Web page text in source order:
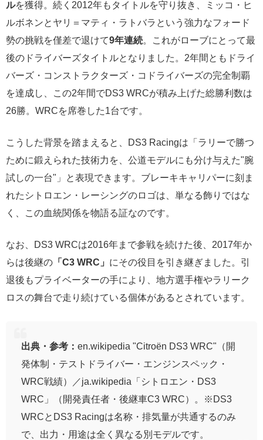
ルを獲得。続く2012年もタイトルを守り抜き、ミッコ・ヒ
ルボネンとヤリ＝マティ・ラトバラという強力なフォード
勢の挑戦を僅差で退けて9年連続。これがローブにとって最
後のドライバーズタイトルとなりました。2年間ともドライ
バーズ・コンストラクターズ・コドライバーズの完全制覇
を達成し、この2年間でDS3 WRCが積み上げた総勝利数は
26勝。WRCを席巻した1台です。
こうした背景を踏まえると、DS3 Racingは「ラリーで勝つ
ために鍛えられた技術力を、公道モデルにも分け与えた"腕
試しの一台"」と表現できます。ブレーキキャリパーに刻ま
れたシトロエン・レーシングのロゴは、単なる飾りではな
く、この血統関係を物語る証なのです。
なお、DS3 WRCは2016年まで参戦を続けた後、2017年か
らは後継の 「C3 WRC」 にその役目を引き継ぎました。引
退後もプライベーターの手により、地方選手権やラリーク
ロスの舞台で走り続けている個体があるとされています。
出典・参考： en.wikipedia "Citroën DS3 WRC"（開
発体制・テストドライバー・エンジンスペック・
WRC戦績）／ja.wikipedia「シトロエン・DS3
WRC」（開発責任者・後継車C3 WRC）。※DS3
WRCとDS3 Racingは名称・排気量が共通するのみ
で、出力・用途は全く異なる別モデルです。